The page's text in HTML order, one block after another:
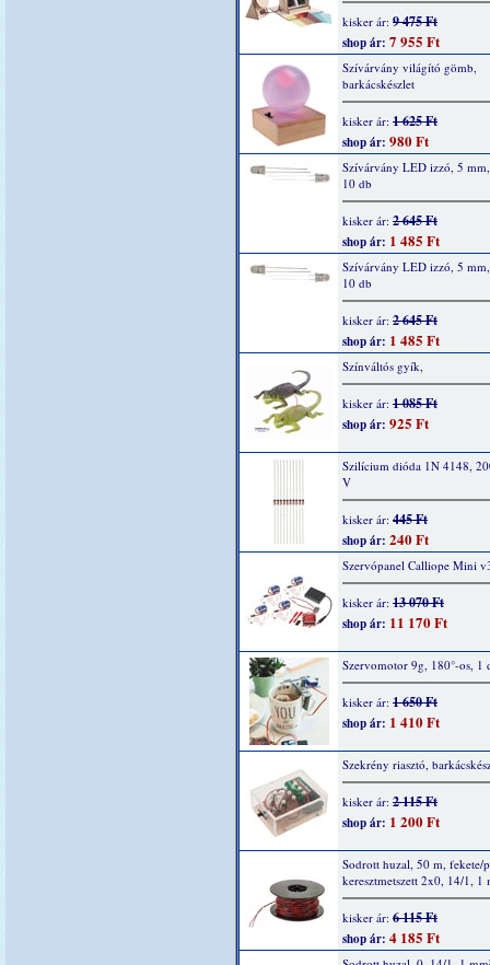
kisker ár: 9 475 Ft
shop ár: 7 955 Ft
Szívárvány világító gömb,
barkácskészlet
kisker ár: 1 625 Ft
shop ár: 980 Ft
Szívárvány LED izzó, 5
10 db
kisker ár: 2 645 Ft
shop ár: 1 485 Ft
Szívárvány LED izzó, 5
10 db
kisker ár: 2 645 Ft
shop ár: 1 485 Ft
Színváltós gyík,
kisker ár: 1 085 Ft
shop ár: 925 Ft
Szilícium dióda 1N 4148,
V
kisker ár: 445 Ft
shop ár: 240 Ft
Szervópanel Calliope Mini
kisker ár: 13 070 Ft
shop ár: 11 170 Ft
Szervomotor 9g, 180°-os, 1
kisker ár: 1 650 Ft
shop ár: 1 410 Ft
Szekrény riasztó,
kisker ár: 2 115 Ft
shop ár: 1 200 Ft
Sodrott huzal, 50 m, fekete/
keresztmetszett 2x0, 14/1, 1
kisker ár: 6 115 Ft
shop ár: 4 185 Ft